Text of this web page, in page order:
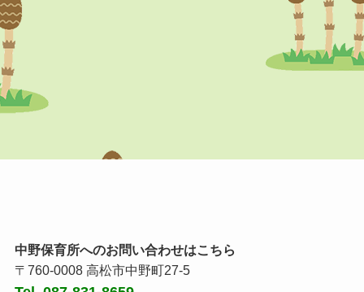
中野保育所へのお問い合わせはこちら
〒760-0008 高松市中野町27-5